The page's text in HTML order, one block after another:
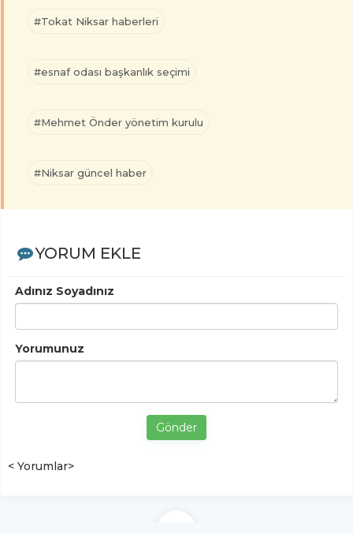
#Tokat Niksar haberleri
#esnaf odası başkanlık seçimi
#Mehmet Önder yönetim kurulu
#Niksar güncel haber
YORUM EKLE
Adınız Soyadınız
Yorumunuz
Gönder
< Yorumlar>